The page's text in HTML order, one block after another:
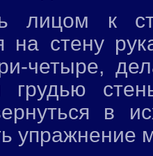
лицом к
на стену
четыре,
грудью
в
упражнение